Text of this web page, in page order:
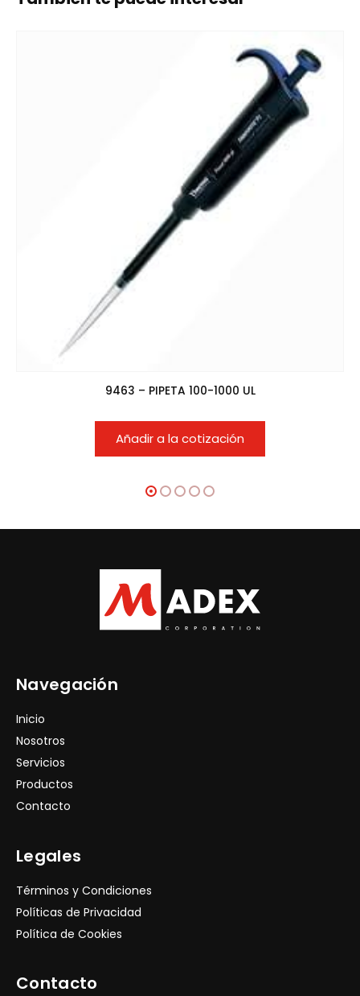
9463 – PIPETA 100-1000 UL
Añadir a la cotización
Navegación
Inicio
Nosotros
Servicios
Productos
Contacto
Legales
Términos y Condiciones
Políticas de Privacidad
Política de Cookies
Contacto